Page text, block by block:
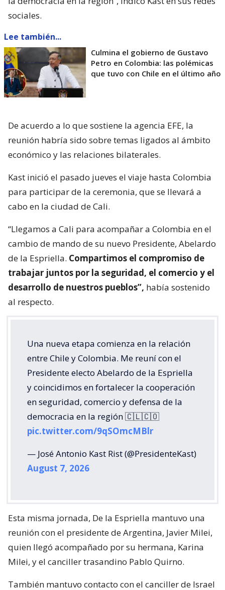
sociales.
Lee también...
Culmina el gobierno de Gustavo
Petro en Colombia: las polémicas
que tuvo con Chile en el último año
De acuerdo a lo que sostiene la agencia EFE, la
reunión habría sido sobre temas ligados al ámbito
económico y las relaciones bilaterales.
Kast inició el pasado jueves el viaje hasta Colombia
para participar de la ceremonia, que se llevará a
cabo en la ciudad de Cali.
“Llegamos a Cali para acompañar a Colombia en el
cambio de mando de su nuevo Presidente, Abelardo
de la Espriella. Compartimos el compromiso de
trabajar juntos por la seguridad, el comercio y el
desarrollo de nuestros pueblos”, había sostenido
al respecto.
Una nueva etapa comienza en la relación
entre Chile y Colombia. Me reuní con el
Presidente electo Abelardo de la Espriella
y coincidimos en fortalecer la cooperación
en seguridad, comercio y defensa de la
democracia en la región 🇨🇱🇨🇴
pic.twitter.com/9qSOmcMBlr
— José Antonio Kast Rist (@PresidenteKast)
August 7, 2026
Esta misma jornada, De la Espriella mantuvo una
reunión con el presidente de Argentina, Javier Milei,
quien llegó acompañado por su hermana, Karina
Milei, y el canciller trasandino Pablo Quirno.
También mantuvo contacto con el canciller de Israel